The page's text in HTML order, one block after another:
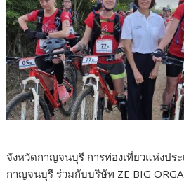
จังหวัดกาญจนบุรี การท่องเที่ยวแห่งปร
กาญจนบุรี ร่วมกับบริษัท ZE BIG